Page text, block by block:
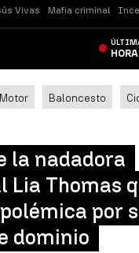
Vivas Mafia criminal
HORA
Motor Baloncesto
la nadadora
Lia Thomas
por
dominio